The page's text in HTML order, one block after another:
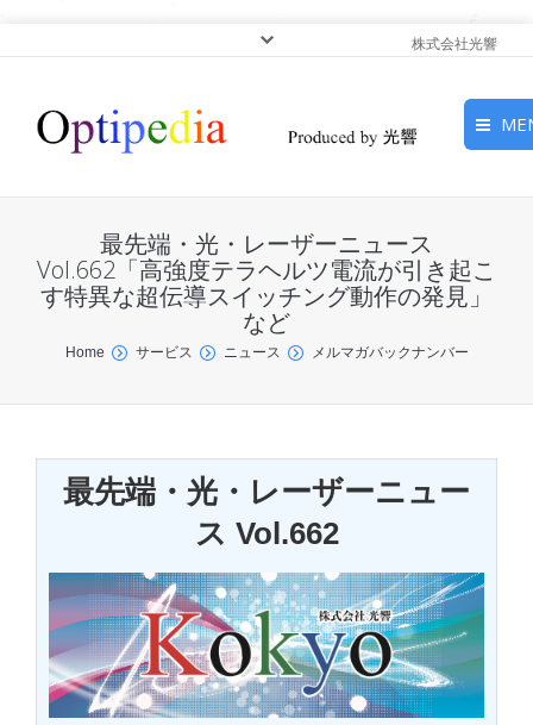
株式会社光響
ピックアップ
ン
サービス
最先端・光・レーザーニュース
Vol.662「高強度テラヘルツ電流が引き起こ
す特異な超伝導スイッチング動作の発見」
など
You are here:
Home サービス ニュース メルマガバックナンバー
最先端・光・レーザーニュー
ス Vol.662